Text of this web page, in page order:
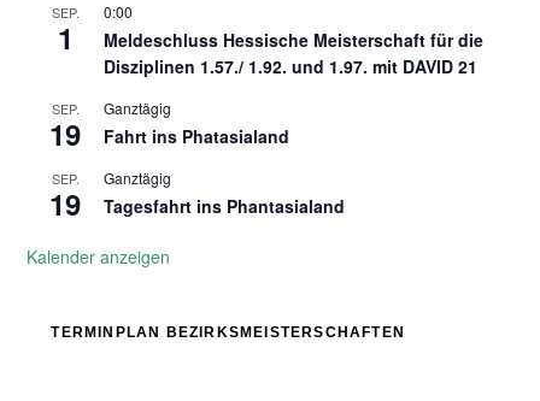
SEP.
1
0:00
Meldeschluss Hessische Meisterschaft für die
Disziplinen 1.57./ 1.92. und 1.97. mit DAVID 21
SEP.
19
Ganztägig
Fahrt ins Phatasialand
SEP.
19
Ganztägig
Tagesfahrt ins Phantasialand
Kalender anzeigen
TERMINPLAN BEZIRKSMEISTERSCHAFTEN